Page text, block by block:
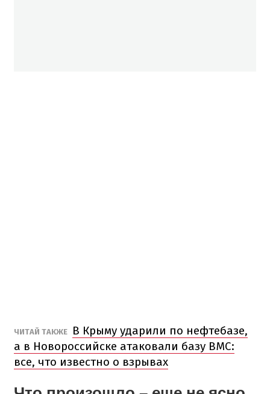
ЧИТАЙ ТАКЖЕ
В Крыму ударили по нефтебазе,
а в Новороссийске атаковали базу ВМС:
все, что известно о взрывах